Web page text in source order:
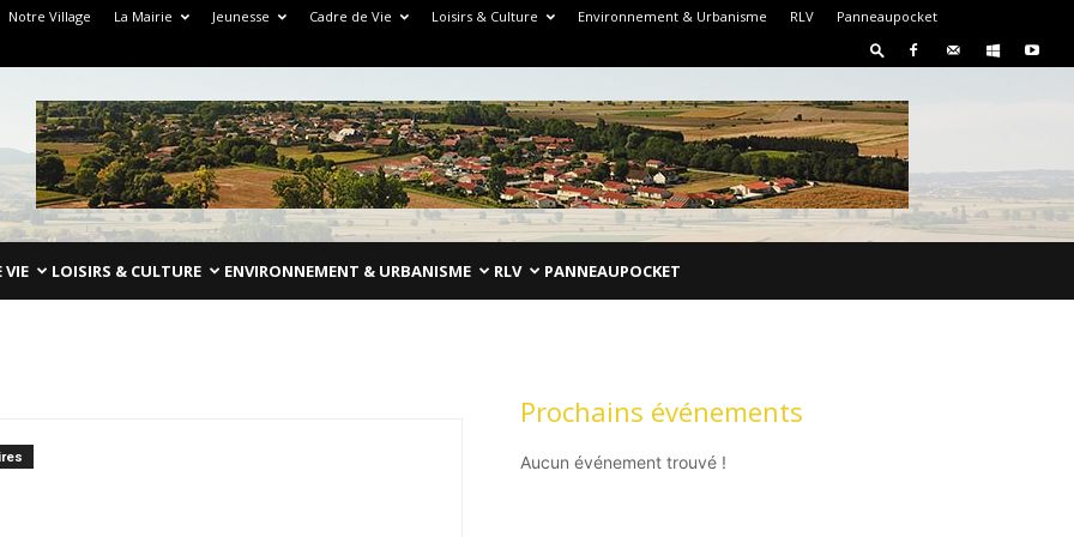
Notre Village La Mairie Jeunesse Cadre de Vie Loisirs & Culture Environnement & Urbanisme RLV Panneaupocket
VIE LOISIRS & CULTURE ENVIRONNEMENT & URBANISME RLV PANNEAUPOCKET
Prochains événements
Aucun événement trouvé !